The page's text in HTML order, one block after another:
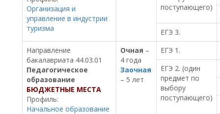
Организация и
управление в индустрии
туризма
поступающего)
ЕГЭ 3.
Направление
бакалавриата 44.03.01
Педагогическое
образование
БЮДЖЕТНЫЕ МЕСТА
Профиль:
Начальное образование
Очная –
4 года
Заочная
– 5 лет
ЕГЭ 1.
ЕГЭ 2. (один
предмет по
выбору
поступающего)